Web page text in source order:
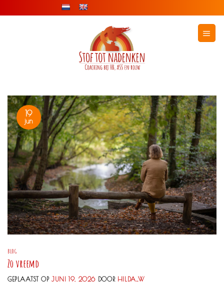
TAG ARCHIEVEN:BLOG
19
jun
BLOG
Zo vreemd
GEPLAATST OPJUNI 19, 2026 DOOR HILDA_W